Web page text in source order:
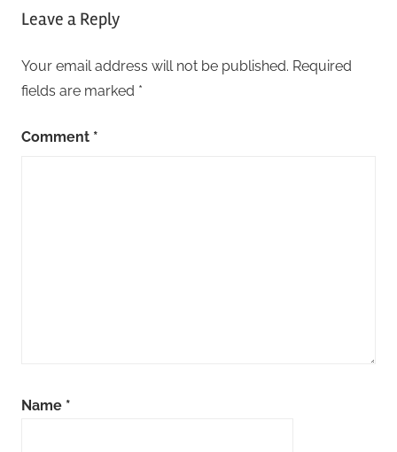
Leave a Reply
Your email address will not be published. Required
fields are marked *
Comment *
Name *